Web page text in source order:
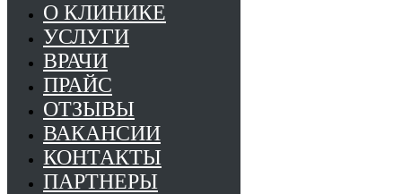
О КЛИНИКЕ
УСЛУГИ
ВРАЧИ
ПРАЙС
ОТЗЫВЫ
ВАКАНСИИ
КОНТАКТЫ
ПАРТНЕРЫ